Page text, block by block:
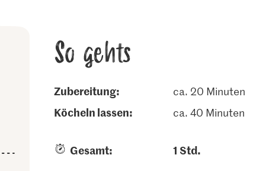
So gehts
Zubereitung: ca. 20 Minuten
köcheln lassen: ca. 40 Minuten
Gesamt: 1 Std.